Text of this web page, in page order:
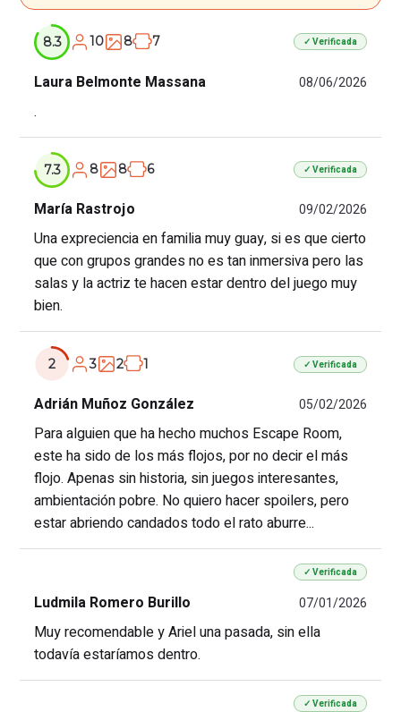
8.3 10 8 7 ✓ Verificada
Laura Belmonte Massana 08/06/2026
.
7.3 8 8 6 ✓ Verificada
María Rastrojo 09/02/2026
Una expreciencia en familia muy guay, si es que cierto
que con grupos grandes no es tan inmersiva pero las
salas y la actriz te hacen estar dentro del juego muy
bien.
2 3 2 1 ✓ Verificada
Adrián Muñoz González 05/02/2026
Para alguien que ha hecho muchos Escape Room,
este ha sido de los más flojos, por no decir el más
flojo. Apenas sin historia, sin juegos interesantes,
ambientación pobre. No quiero hacer spoilers, pero
estar abriendo candados todo el rato aburre...
✓ Verificada
Ludmila Romero Burillo 07/01/2026
Muy recomendable y Ariel una pasada, sin ella
todavía estaríamos dentro.
✓ Verificada